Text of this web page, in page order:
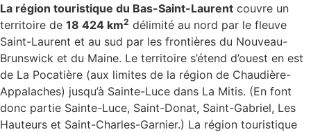
La région touristique du Bas-Saint-Laurent couvre un
territoire de 18 424 km2 délimité au nord par le fleuve
Saint-Laurent et au sud par les frontières du Nouveau-
Brunswick et du Maine. Le territoire s’étend d’ouest en est
de La Pocatière (aux limites de la région de Chaudière-
Appalaches) jusqu’à Sainte-Luce dans La Mitis. (En font
donc partie Sainte-Luce, Saint-Donat, Saint-Gabriel, Les
Hauteurs et Saint-Charles-Garnier.) La région touristique